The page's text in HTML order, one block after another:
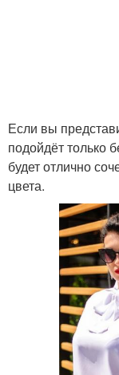
Если вы
подойдёт только
будет отлично
цвета.